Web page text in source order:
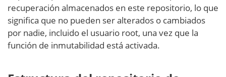
recuperación almacenados en este repositorio, lo que
significa que no pueden ser alterados o cambiados
por nadie, incluido el usuario root, una vez que la
función de inmutabilidad está activada.